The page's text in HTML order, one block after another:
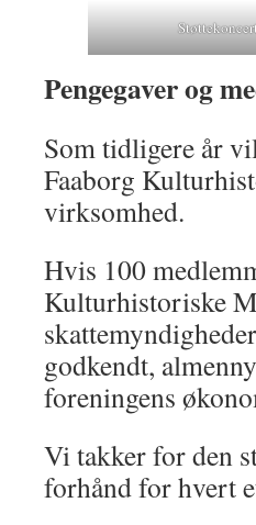
Pengegaver og
Som tidligere år
Faaborg
virksomhed.
Hvis 100
Kulturhistoriske
godkendt,
foreningens
Vi takker for den
forhånd for hvert